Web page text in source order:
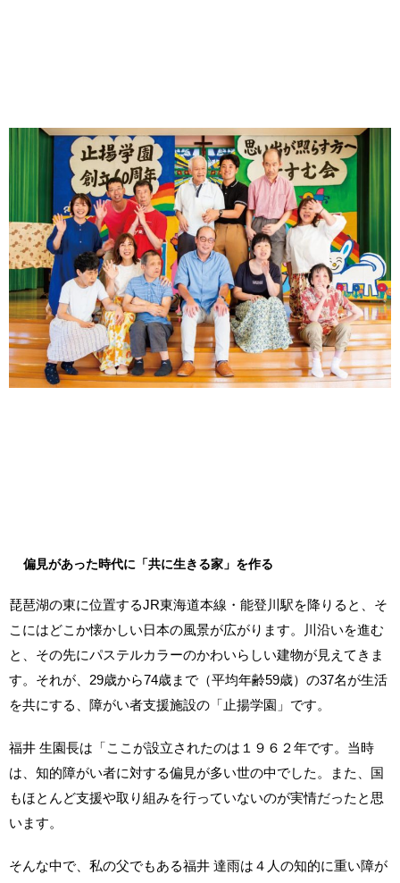
偏見があった時代に「共に生きる家」を作る
琵琶湖の東に位置するJR東海道本線・能登川駅を降りると、そ
こにはどこか懐かしい日本の風景が広がります。川沿いを進む
と、その先にパステルカラーのかわいらしい建物が見えてきま
す。それが、29歳から74歳まで（平均年齢59歳）の37名が生活
を共にする、障がい者支援施設の「止揚学園」です。
福井 生園長は「ここが設立されたのは１９６２年です。当時
は、知的障がい者に対する偏見が多い世の中でした。また、国
もほとんど支援や取り組みを行っていないのが実情だったと思
います。
そんな中で、私の父でもある福井 達雨は４人の知的に重い障が